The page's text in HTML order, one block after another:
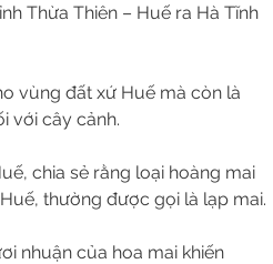
Thừa Thiên – Huế ra Hà Tĩnh
vùng đất xứ Huế mà còn là
với cây cảnh.
chia sẻ rằng loại hoàng mai
thường được gọi là lạp mai.
nhuận của hoa mai khiến